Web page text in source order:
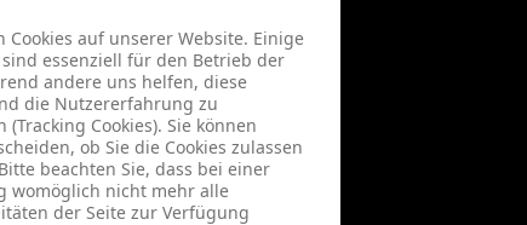
Cookies auf unserer Website. Einige
essenziell für den Betrieb der
andere uns helfen, diese
die Nutzererfahrung zu
(Tracking Cookies). Sie können
ob Sie die Cookies zulassen
beachten Sie, dass bei einer
womöglich nicht mehr alle
der Seite zur Verfügung